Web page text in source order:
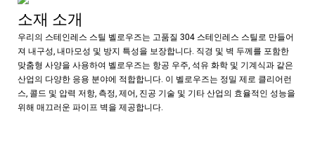
소재 소개
우리의 스테인레스 스틸 벨로우즈는 고품질 304 스테인레스 스틸로 만들어
져 내구성, 내마모성 및 방지 특성을 보장합니다. 직경 및 벽 두께를 포함한
맞춤형 사양을 사용하여 벨로우즈는 항공 우주, 석유 화학 및 기계식과 같은
산업의 다양한 응용 분야에 적합합니다. 이 벨로우즈는 정밀 제로 클리어런
스, 콜드 및 압력 저항, 측정, 제어, 진공 기술 및 기타 산업의 효율적인 성능을
위해 매끄러운 파이프 벽을 제공합니다.